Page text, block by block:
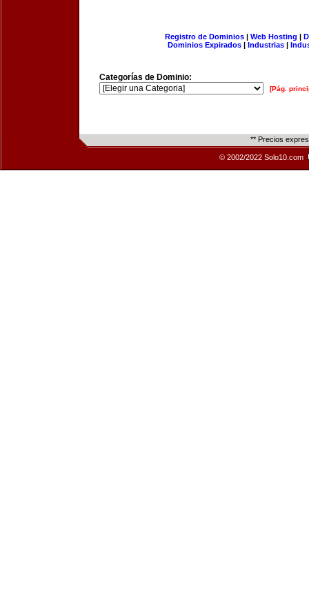
Registro de Dominios| Web Hosting |
Dominios Expirados | Industrias |
Categorías de Dominio:
[Pág.
** Precios
© 2002/2022 Solo10.com